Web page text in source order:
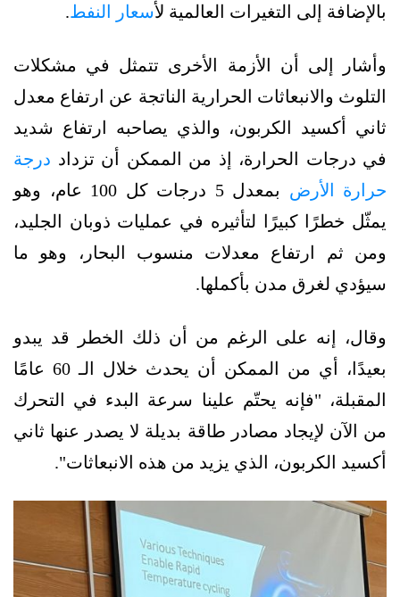
بالإضافة إلى التغيرات العالمية لأسعار النفط.
وأشار إلى أن الأزمة الأخرى تتمثل في مشكلات
التلوث والانبعاثات الحرارية الناتجة عن ارتفاع معدل
ثاني أكسيد الكربون، والذي يصاحبه ارتفاع شديد
في درجات الحرارة، إذ من الممكن أن تزداد درجة
حرارة الأرض
بمعدل 5 درجات كل 100 عام، وهو
يمثّل خطرًا كبيرًا لتأثيره في عمليات ذوبان الجليد،
ومن ثم ارتفاع معدلات منسوب البحار، وهو ما
سيؤدي لغرق مدن بأكملها.
وقال، إنه على الرغم من أن ذلك الخطر قد يبدو
بعيدًا، أي من الممكن أن يحدث خلال الـ 60 عامًا
المقبلة، "فإنه يحتّم علينا سرعة البدء في التحرك
من الآن لإيجاد مصادر طاقة بديلة لا يصدر عنها ثاني
أكسيد الكربون، الذي يزيد من هذه الانبعاثات".